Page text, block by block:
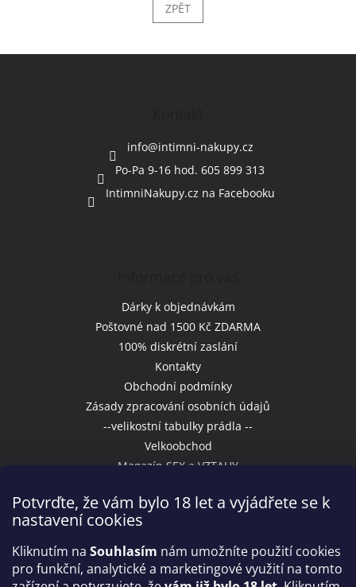
Potvrďte, že vám bylo 18 let a vyjádřete se k
nastavení cookies
Kliknutím na Souhlasím nám umožníte použití cookies
pro funkční, analytické a marketingové využití na tomto
ZPĚT
info@intimni-nakupy.cz
Po-Pa 9-16 hod. 605 899 313
IntimniNakupy.cz na Facebooku
Dárky k objednávkám
Poštovné nad 1500 Kč ZDARMA
100% diskrétní zaslání
Kontakty
Obchodní podmínky
Zásady zpracování osobních údajů
--velikostní tabulky prádla --
Velkoobchod
Magazín SEX a VZTAHY
Přijímáme online platby